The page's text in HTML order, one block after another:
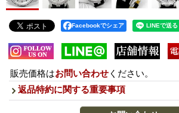
Facebookでシェア
販売価格はお問い合わせ ください。
返品特約に関する重要事項